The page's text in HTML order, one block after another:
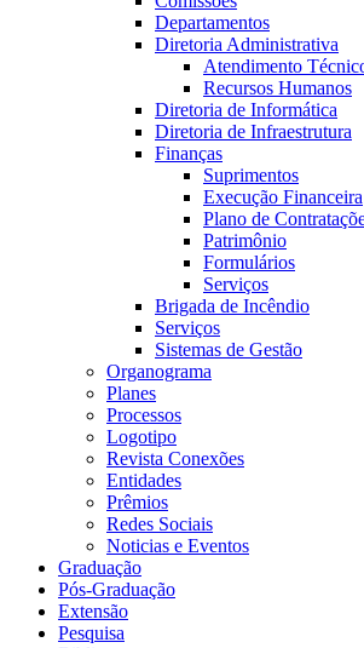
Departamentos
Diretoria Administrativa
Atendimento
Recursos Humanos
Diretoria de Informática
Diretoria de Infraestrutura
Finanças
Suprimentos
Execução Financeira
Plano de
Patrimônio
Formulários
Serviços
Brigada de Incêndio
Serviços
Sistemas de Gestão
Organograma
Planes
Processos
Logotipo
Revista Conexões
Entidades
Prêmios
Redes Sociais
Noticias e Eventos
Graduação
Pós-Graduação
Extensão
Pesquisa